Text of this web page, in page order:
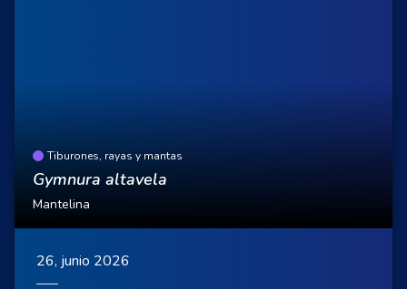
Tiburones, rayas y mantas
Gymnura altavela
Mantelina
26, junio 2026